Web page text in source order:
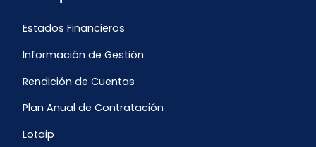
Estados Financieros
Información de Gestión
Rendición de Cuentas
Plan Anual de Contratación
Lotaip